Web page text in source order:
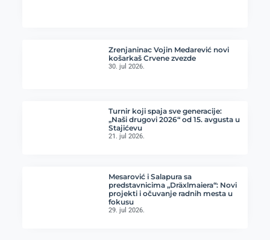
Zrenjaninac Vojin Medarević novi
košarkaš Crvene zvezde
30. jul 2026.
Turnir koji spaja sve generacije:
„Naši drugovi 2026“ od 15. avgusta u
Stajićevu
21. jul 2026.
Mesarović i Salapura sa
predstavnicima „Dräxlmaiera“: Novi
projekti i očuvanje radnih mesta u
fokusu
29. jul 2026.